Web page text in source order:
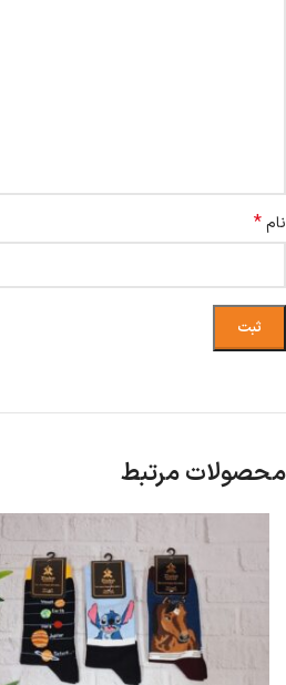
نام*
محصولات مرتبط